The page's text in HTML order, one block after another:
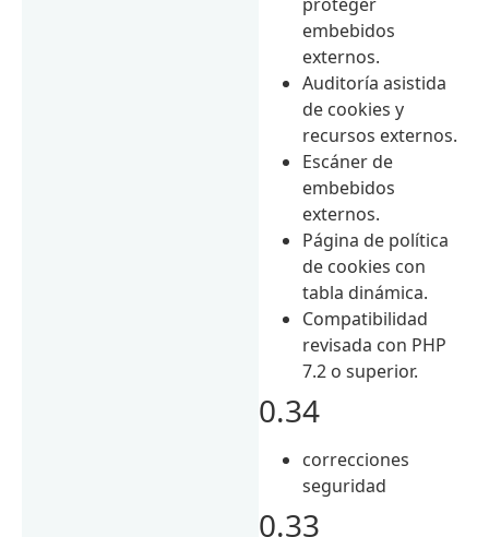
embebidos
externos.
Auditoría asistida
de cookies y
recursos externos.
Escáner de
embebidos
externos.
Página de política
de cookies con
tabla dinámica.
Compatibilidad
revisada con PHP
7.2 o superior.
0.34
correcciones
seguridad
0.33